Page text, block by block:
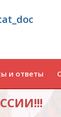
и ответы